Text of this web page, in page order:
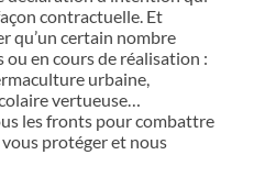
contractuelle. Et
qu’un certain nombre
ou en cours de réalisation :
urbaine,
vertueuse…
les fronts pour combattre
protéger et nous